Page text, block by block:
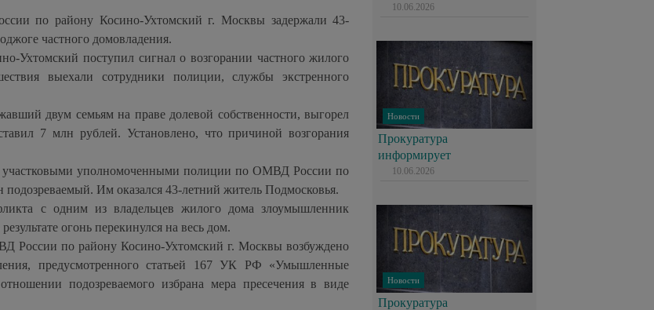
по району Косино-Ухтомский г. Москвы задержали 43-
частного домовладения.
поступил сигнал о возгорании частного жилого
выехали сотрудники полиции, службы экстренного
двум семьям на праве долевой собственности, выгорел
7 млн рублей. Установлено, что причиной возгорания
участковыми уполномоченными полиции по ОМВД России по
Им оказался 43-летний житель Подмосковья.
с одним из владельцев жилого дома злоумышленник
огонь перекинулся на весь дом.
России по району Косино-Ухтомский г. Москвы возбуждено
предусмотренного статьей 167 УК РФ «Умышленные
подозреваемого избрана мера пресечения в виде
10.06.2026
Новости
Прокуратура
информирует
10.06.2026
Новости
Прокуратура